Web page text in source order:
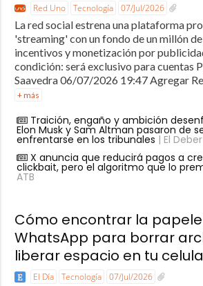
Red Uno Tecnología 07/Jul/2026
La red social estrena una plataforma
'streaming' con un fondo de un millón
incentivos y monetización por
condición: será exclusivo para cuentas
Saavedra 06/07/2026 19:47 Agregar
+ más
Traición, engaño y ambición
Elon Musk y Sam Altman pasaron de
enfrentarse en los tribunales | El Deber
X anuncia que reducirá pagos a
clickbait, pero el algoritmo que lo
ATB
Cómo encontrar la
WhatsApp para borrar
liberar espacio en tu
El Día Tecnología 07/Jul/2026